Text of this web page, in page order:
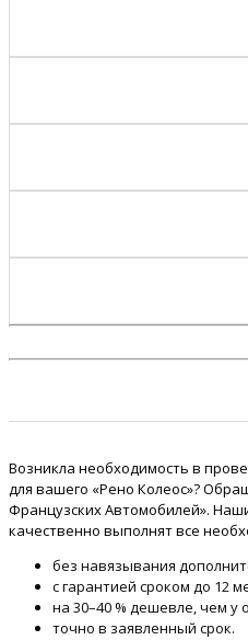
Возникла необходимость в
для вашего «Рено Колеос»?
Французских Автомобилей».
качественно выполнят все
без навязывания
с гарантией сроком до 12
на 30–40 % дешевле, чем у
точно в заявленный срок.